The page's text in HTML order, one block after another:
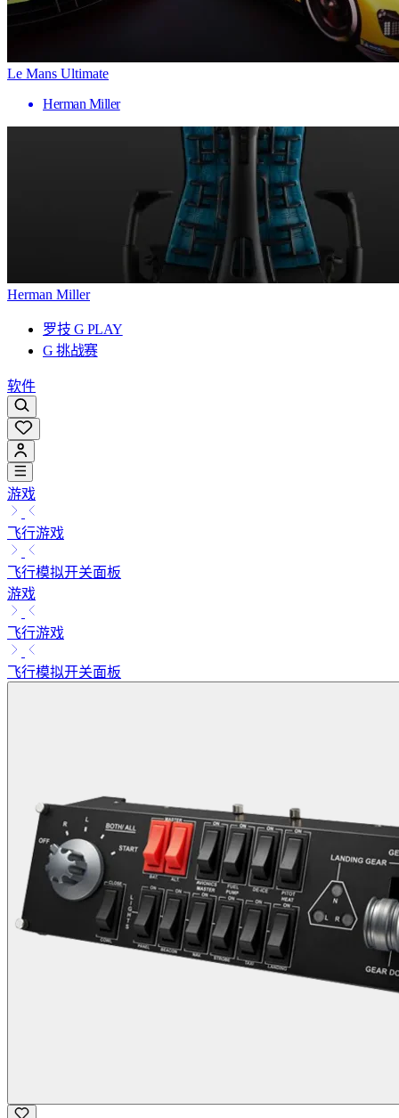
Le Mans Ultimate
Herman Miller
Herman Miller
罗技 G PLAY
G 挑战赛
软件
游戏
飞行游戏
飞行模拟开关面板
游戏
飞行游戏
飞行模拟开关面板